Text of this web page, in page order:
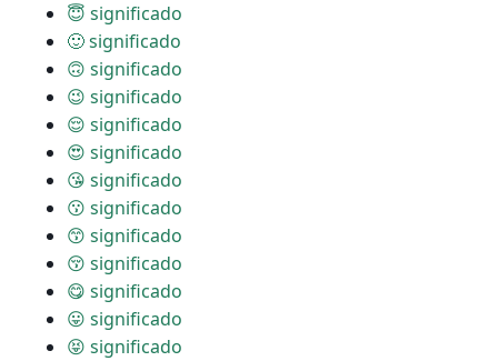
😇 significado
🙂 significado
🙃 significado
😉 significado
😌 significado
😍 significado
😘 significado
😗 significado
😙 significado
😚 significado
😋 significado
😛 significado
😝 significado